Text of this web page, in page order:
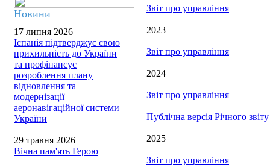
Новини
17 липня 2026
Іспанія підтверджує свою
прихильність до України
та профінансує
розроблення плану
відновлення та
модернізації
аеронавігаційної системи
України
29 травня 2026
Вічна пам'ять Герою
Звіт про управління
2023
Звіт про управління
2024
Звіт про управління
Публічна версія Річного
2025
Звіт про управління